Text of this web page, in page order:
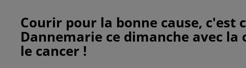
Courir pour la bonne cause, c'est
Dannemarie ce dimanche avec
le cancer !